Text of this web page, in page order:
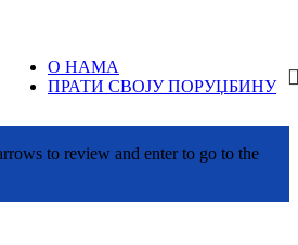
О НАМА
ПРАТИ СВОЈУ ПОРУЏБИНУ
to review and enter to go to the